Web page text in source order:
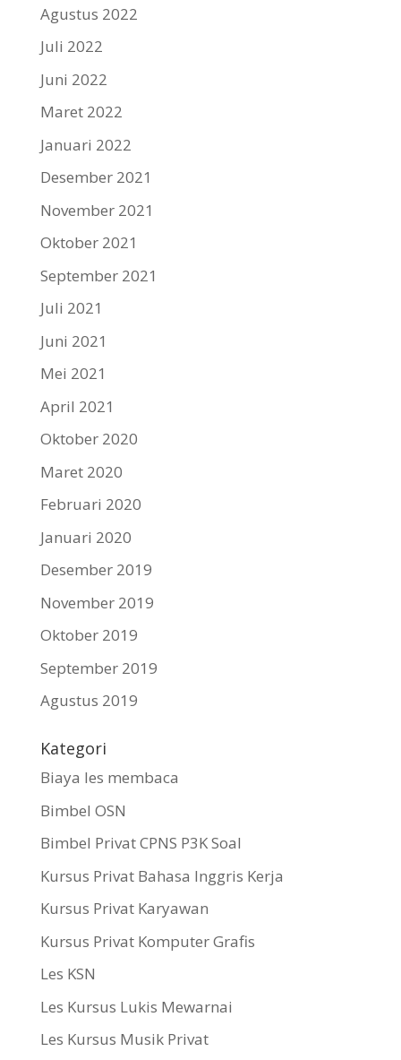
Agustus 2022
Juli 2022
Juni 2022
Maret 2022
Januari 2022
Desember 2021
November 2021
Oktober 2021
September 2021
Juli 2021
Juni 2021
Mei 2021
April 2021
Oktober 2020
Maret 2020
Februari 2020
Januari 2020
Desember 2019
November 2019
Oktober 2019
September 2019
Agustus 2019
Kategori
Biaya les membaca
Bimbel OSN
Bimbel Privat CPNS P3K Soal
Kursus Privat Bahasa Inggris Kerja
Kursus Privat Karyawan
Kursus Privat Komputer Grafis
Les KSN
Les Kursus Lukis Mewarnai
Les Kursus Musik Privat